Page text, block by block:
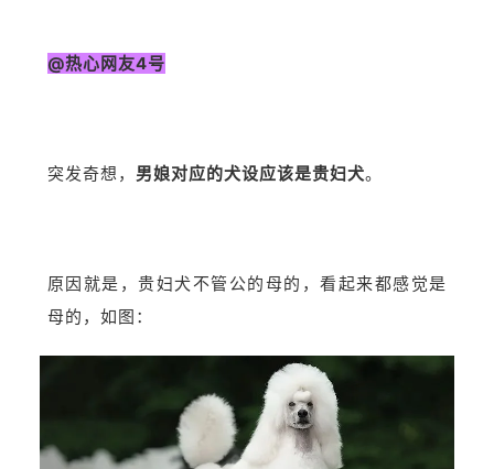
@热心网友4号
突发奇想， 男娘对应的犬设应该是贵妇犬。
原因就是，贵妇犬不管公的母的，看起来都感觉是
母的，如图：